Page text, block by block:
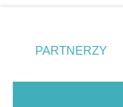
Gliwice
zmienić/wycofać
znajdujący się w
rodzaje
użytkownika, ale
PARTNERZY